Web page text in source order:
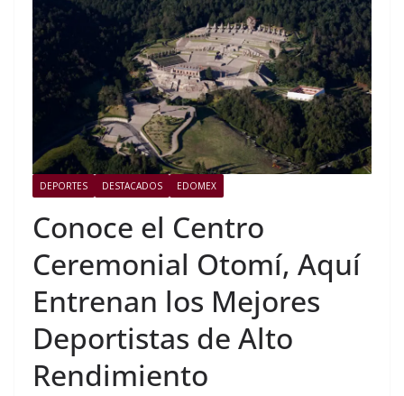
DEPORTES DESTACADOS EDOMEX
Conoce el Centro
Ceremonial Otomí, Aquí
Entrenan los Mejores
Deportistas de Alto
Rendimiento